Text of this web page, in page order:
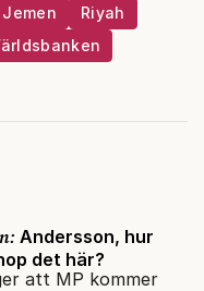
Jemen
Riyah
Andersson, hur
det här?
att MP kommer